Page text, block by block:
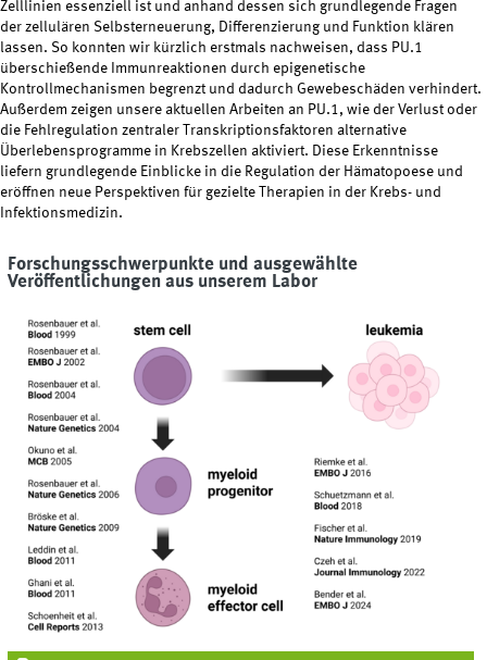
Zelllinien essenziell ist und anhand dessen sich grundlegende Fragen
der zellulären Selbsterneuerung, Differenzierung und Funktion klären
lassen. So konnten wir kürzlich erstmals nachweisen, dass PU.1
überschießende Immunreaktionen durch epigenetische
Kontrollmechanismen begrenzt und dadurch Gewebeschäden verhindert.
Außerdem zeigen unsere aktuellen Arbeiten an PU.1, wie der Verlust oder
die Fehlregulation zentraler Transkriptionsfaktoren alternative
Überlebensprogramme in Krebszellen aktiviert. Diese Erkenntnisse
liefern grundlegende Einblicke in die Regulation der Hämatopoese und
eröffnen neue Perspektiven für gezielte Therapien in der Krebs- und
Infektionsmedizin.
Forschungsschwerpunkte und ausgewählte
Veröffentlichungen aus unserem Labor